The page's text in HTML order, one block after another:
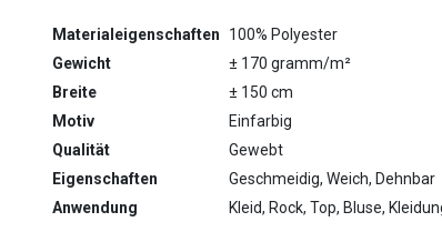
Materialeigenschaften
100% Polyester
Gewicht
± 170 gramm/m²
Breite
± 150 cm
Motiv
Einfarbig
Qualität
Gewebt
Eigenschaften
Geschmeidig, Weich, Dehnbar
Anwendung
Kleid, Rock, Top, Bluse,